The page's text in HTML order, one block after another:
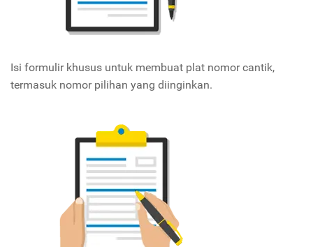
Isi formulir khusus untuk membuat plat nomor cantik,
termasuk nomor pilihan yang diinginkan.